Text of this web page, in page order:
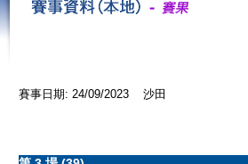
賽事日期: 24/09/2023 沙田